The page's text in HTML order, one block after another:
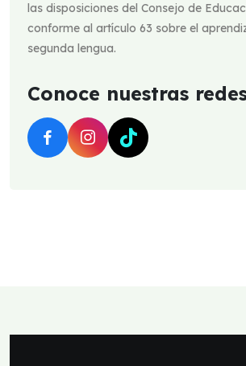
las disposiciones del Consejo de
conforme al artículo 63 sobre el
segunda lengua.
Conoce nuestras